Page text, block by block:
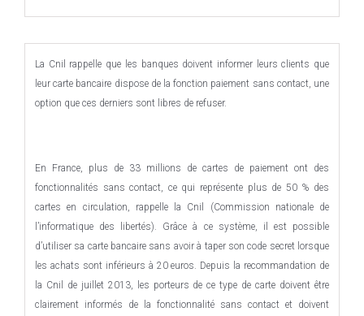
La Cnil rappelle que les banques doivent informer leurs clients que
leur carte bancaire dispose de la fonction paiement sans contact, une
option que ces derniers sont libres de refuser.
En France, plus de 33 millions de cartes de paiement ont des
fonctionnalités sans contact, ce qui représente plus de 50 % des
cartes en circulation, rappelle la Cnil (Commission nationale de
l’informatique des libertés). Grâce à ce système, il est possible
d’utiliser sa carte bancaire sans avoir à taper son code secret lorsque
les achats sont inférieurs à 20 euros. Depuis la recommandation de
la Cnil de juillet 2013, les porteurs de ce type de carte doivent être
clairement informés de la fonctionnalité sans contact et doivent